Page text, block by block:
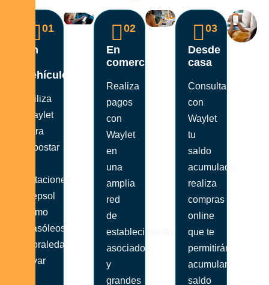
01
En
vehículo
Utiliza
Waylet
para
repostar
estaciones
Repsol
como
Gasóleos
Moraleda,
lavar
02
En
comercios
Realiza
pagos
con
Waylet
en
una
amplia
red
de
establecimientos
asociados
y
grandes
03
Desde
casa
Consulta
con
Waylet
tu
saldo
acumulado,
realiza
compras
online
que te
permitirán
acumular
saldo